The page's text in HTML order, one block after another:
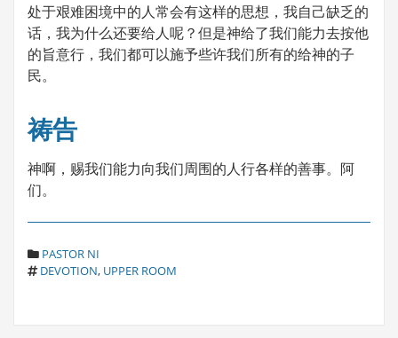
处于艰难困境中的人常会有这样的思想，我自己缺乏的
话，我为什么还要给人呢？但是神给了我们能力去按他
的旨意行，我们都可以施予些许我们所有的给神的子
民。
祷告
神啊，赐我们能力向我们周围的人行各样的善事。阿
们。
C
A
PASTOR NI
T
DEVOTION, UPPER ROOM